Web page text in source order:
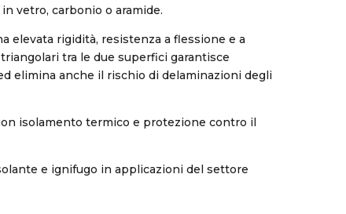
vetro, carbonio o aramide.
elevata rigidità, resistenza a flessione e a
tra le due superfici garantisce
elimina anche il rischio di delaminazioni degli
isolamento termico e protezione contro il
e ignifugo in applicazioni del settore